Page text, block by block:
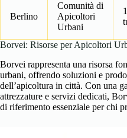
Berlino
Comunità di
Apicoltori
Urbani
Borvei: Risorse per Apicoltori
Borvei rappresenta una risorsa
urbani, offrendo soluzioni e
dell’apicoltura in città. Con una
attrezzature e servizi dedicati,
di riferimento essenziale per chi